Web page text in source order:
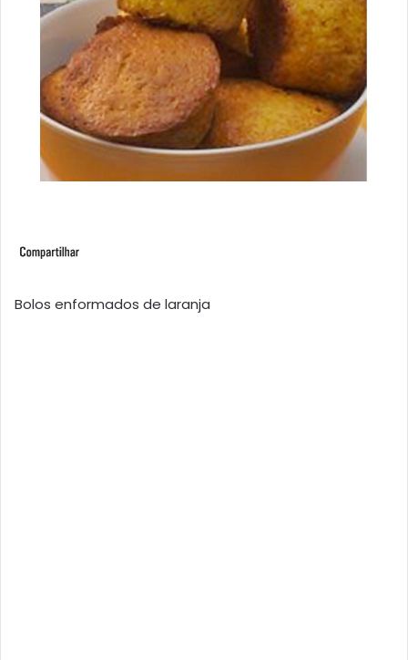
Bolos enformados de laranja